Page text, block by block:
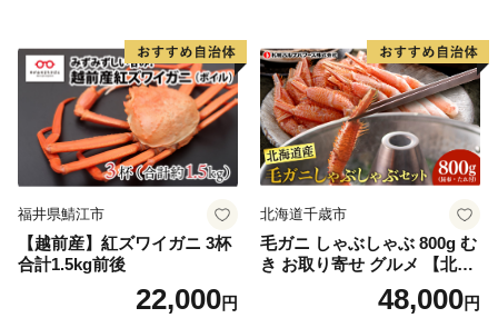
けでなく10年以上経った現在もずっと陸前高田を応援し
てくださる気持ちが大変ありがたく、大きな力をいただ
いております。
せっかくのご縁、これからは陸前高田が元気な姿と感謝
の気持ちを届ける番です。
陸前高田の返礼品を通して、私たちの想いが全国に、そ
して海の向こうまで届きますように。
福井県鯖江市
【越前産】紅ズワイガニ 3杯
合計1.5kg前後
22,000円
北海道千歳市
毛ガニ しゃぶしゃぶ 800g む
き お取り寄せ グルメ 【北海
道】【札幌バルナバフーズ】
48,000円